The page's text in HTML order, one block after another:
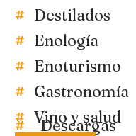
Destilados
Enología
Enoturismo
Gastronomía
Vino y salud
Descargas